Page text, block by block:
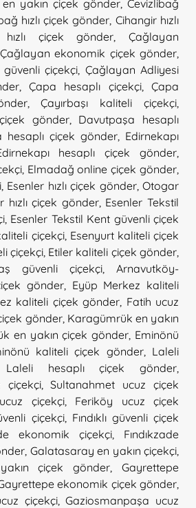
yakın çiçek gönder Cevizlibağ
hızlı çiçek gönder Cihangir hızlı
hızlı çiçek gönder ,Çağlayan
Çağlayan ekonomik çiçek gönder
çiçekçi Çağlayan Adliyesi
,Çapa hesaplı çiçekçi,Çapa
,Çayırbaşı kaliteli çiçekçi
gönder, Davutpaşa hesaplı
hesaplı çiçek gönder Edirnekapı
hesaplı çiçek gönder
, Elmadağ online çiçek gönder
, Esenler hızlı çiçek gönder,Otogar
hızlı çiçek gönder, Esenler Tekstil
, Esenler Tekstil Kent güvenli çiçek
çiçekçi, Esenyurt kaliteli çiçek
çiçekçi, Etiler kaliteli çiçek gönder
güvenli çiçekçi
Arnavutköy-
gönder
Eyüp Merkez kaliteli
kaliteli çiçek gönder Fatih ucuz
gönder, Karagümrük en yakın
en yakın çiçek gönder Eminönü
kaliteli çiçek gönder, Laleli
Laleli hesaplı çiçek gönder
çiçekçi,Sultanahmet ucuz çiçek
çiçekçi, Feriköy ucuz çiçek
çiçekçi, Fındıklı güvenli çiçek
ekonomik çiçekçi
Fındıkzade
Galatasaray en yakın çiçekçi
çiçek gönder ,Gayrettepe
ekonomik çiçek gönder
çiçekçi,Gaziosmanpaşa ucuz